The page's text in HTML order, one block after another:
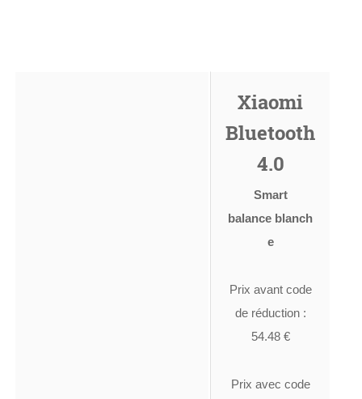
Xiaomi
Bluetooth
4.0
Smart
balance blanch
e
Prix avant code
de réduction :
54.48 €
Prix avec code